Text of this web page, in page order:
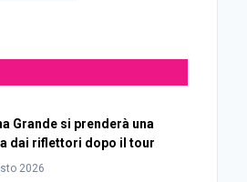
Grande si prenderà una
dai riflettori dopo il tour
2026